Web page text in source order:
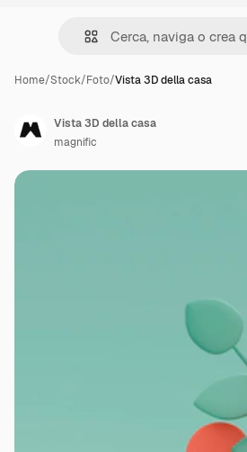
Home/Stock/Foto/Vista 3D della casa
Vista 3D della casa
magnific